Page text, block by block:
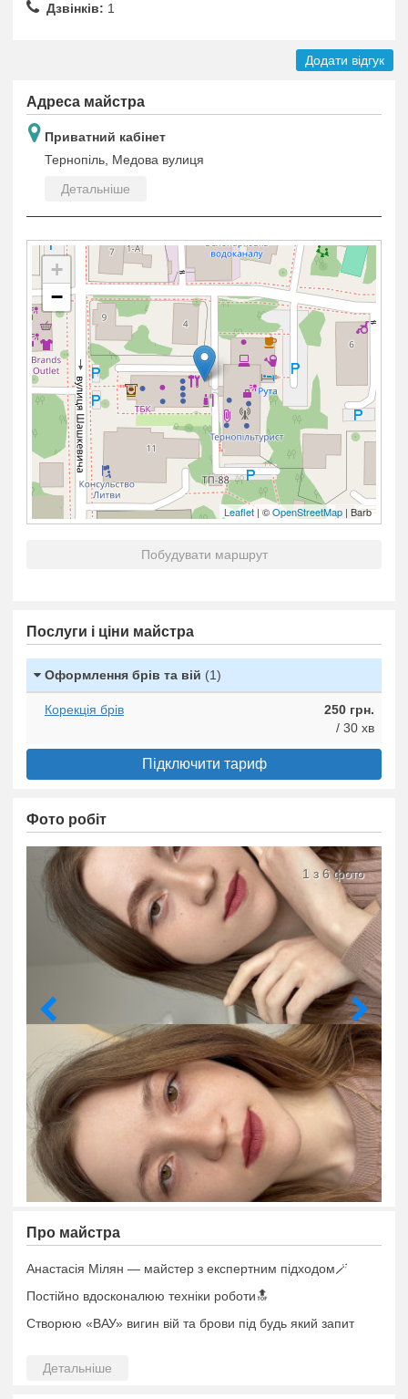
Дзвінків: 1
Додати відгук
Адреса майстра
Приватний кабінет
Тернопіль, Медова вулиця
Детальніше
+
−
Leaflet| ©OpenStreetMap | Barb
Побудувати маршрут
Послуги і ціни майстра
Оформлення брів та вій (1)
Корекція брів
250 грн.
/ 30 хв
Підключити тариф
Фото робіт
1 з 6 фото
Про майстра
Анастасія Мілян — майстер з експертним підходом🪄
Постійно вдосконалюю техніки роботи🔝
Створюю «ВАУ» вигин вій та брови під будь який запит